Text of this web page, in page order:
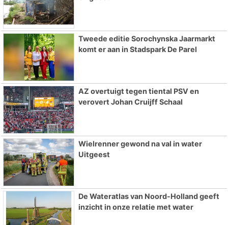
Tweede editie Sorochynska Jaarmarkt
komt er aan in Stadspark De Parel
AZ overtuigt tegen tiental PSV en
verovert Johan Cruijff Schaal
Wielrenner gewond na val in water
Uitgeest
De Wateratlas van Noord-Holland geeft
inzicht in onze relatie met water